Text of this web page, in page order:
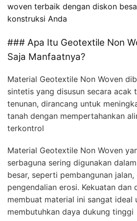
woven terbaik dengan diskon
konstruksi Anda
### Apa Itu Geotextile Non
Saja Manfaatnya?
Material Geotextile Non Woven
sintetis yang disusun secara acak
tenunan, dirancang untuk
tanah dengan mempertahankan
terkontrol
Material Geotextile Non Woven
serbaguna sering digunakan
besar, seperti pembangunan jalan,
pengendalian erosi. Kekuatan dan
membuat material ini sangat ideal
membutuhkan daya dukung tinggi